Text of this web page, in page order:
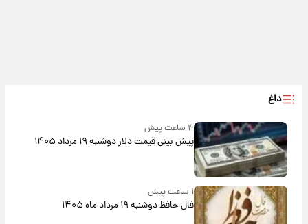
داغ
۴ ساعت پیش
پیش‌ بینی قیمت دلار دوشنبه ۱۹ مرداد ۱۴۰۵
۱ ساعت پیش
فال حافظ دوشنبه ۱۹ مرداد ماه ۱۴۰۵